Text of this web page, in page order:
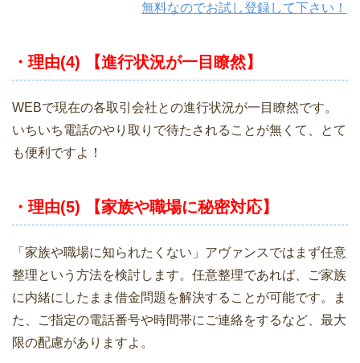
無料なのでお試し登録して下さい！
・理由(4) 【進行状況が一目瞭然】
WEBで現在の各取引会社との進行状況が一目瞭然です。
いちいち電話のやり取りで待たされることが無くて、とて
も便利ですよ！
・理由(5) 【家族や職場に秘密対応】
「家族や職場に知られたくない」アヴァンスではまず任意
整理という方法を検討します。任意整理であれば、ご家族
に内緒にしたまま借金問題を解決することが可能です。ま
た、ご指定の電話番号や時間帯にご連絡をするなど、最大
限の配慮がありますよ。